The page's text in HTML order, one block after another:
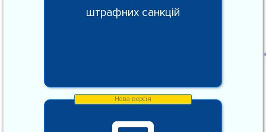
штрафних санкцій